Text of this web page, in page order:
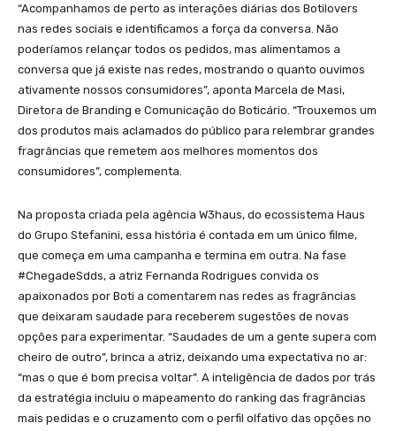
“Acompanhamos de perto as interações diárias dos Botilovers
nas redes sociais e identificamos a força da conversa. Não
poderíamos relançar todos os pedidos, mas alimentamos a
conversa que já existe nas redes, mostrando o quanto ouvimos
ativamente nossos consumidores”, aponta Marcela de Masi,
Diretora de Branding e Comunicação do Boticário. “Trouxemos um
dos produtos mais aclamados do público para relembrar grandes
fragrâncias que remetem aos melhores momentos dos
consumidores”, complementa.
Na proposta criada pela agência W3haus, do ecossistema Haus
do Grupo Stefanini, essa história é contada em um único filme,
que começa em uma campanha e termina em outra. Na fase
#ChegadeSdds, a atriz Fernanda Rodrigues convida os
apaixonados por Boti a comentarem nas redes as fragrâncias
que deixaram saudade para receberem sugestões de novas
opções para experimentar. “Saudades de um a gente supera com
cheiro de outro”, brinca a atriz, deixando uma expectativa no ar:
“mas o que é bom precisa voltar”. A inteligência de dados por trás
da estratégia incluiu o mapeamento do ranking das fragrâncias
mais pedidas e o cruzamento com o perfil olfativo das opções no